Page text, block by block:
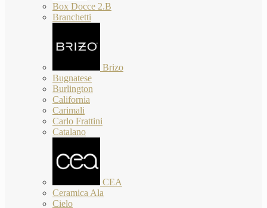
Box Docce 2.B
Branchetti
Brizo
Bugnatese
Burlington
California
Carimali
Carlo Frattini
Catalano
CEA
Ceramica Ala
Cielo